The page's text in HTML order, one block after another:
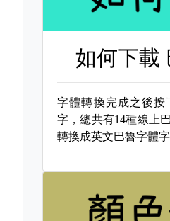
如何下載
字體轉換完成之後
字，總共有14種線上
轉換成英文巴魯字體